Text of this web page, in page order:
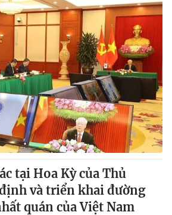
tại Hoa Kỳ của Thủ
và triển khai đường
quán của Việt Nam